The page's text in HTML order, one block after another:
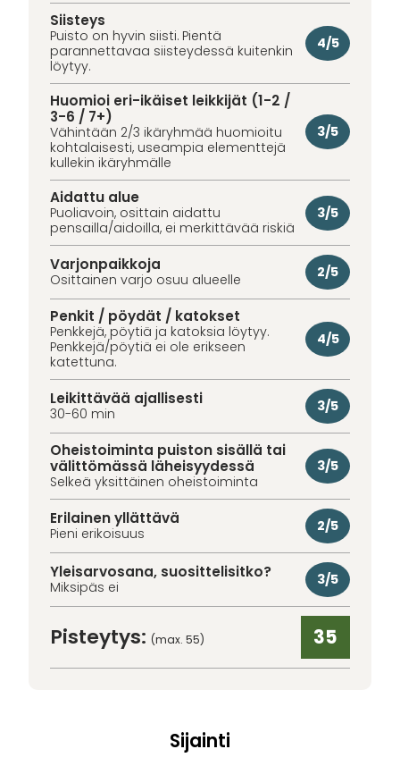
Siisteys
Puisto on hyvin siisti. Pientä
parannettavaa siisteydessä kuitenkin
löytyy.
4/5
Huomioi eri-ikäiset leikkijät (1-2 /
3-6 / 7+)
Vähintään 2/3 ikäryhmää huomioitu
kohtalaisesti, useampia elementtejä
kullekin ikäryhmälle
3/5
Aidattu alue
Puoliavoin, osittain aidattu
pensailla/aidoilla, ei merkittävää riskiä
3/5
Varjonpaikkoja
Osittainen varjo osuu alueelle 2/5
Penkit / pöydät / katokset
Penkkejä, pöytiä ja katoksia löytyy.
Penkkejä/pöytiä ei ole erikseen
katettuna.
4/5
Leikittävää ajallisesti
30-60 min 3/5
Oheistoiminta puiston sisällä tai
välittömässä läheisyydessä
Selkeä yksittäinen oheistoiminta
3/5
Erilainen yllättävä
Pieni erikoisuus 2/5
Yleisarvosana, suosittelisitko?
Miksipäs ei 3/5
Pisteytys: (max. 55) 35
Sijainti